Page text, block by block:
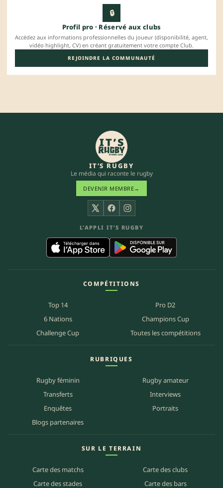
🔒
Profil pro · Réservé aux clubs
Accédez aux informations professionnelles du joueur (disponibilité, agent,
vidéo highlight, CV) en créant gratuitement votre compte Club.
REJOINDRE LA COMMUNAUTÉ
IT’S RUGBY
Le média qui raconte le rugby
DEVENIR MEMBRE→
X FacebookInstagram
L’APPLI IT’S RUGBY
COMPÉTITIONS
Top 14
Pro D2
6 Nations
Champions Cup
Challenge Cup
Toutes les compétitions
RUBRIQUES
Rugby féminin
Rugby amateur
Transferts
Interviews
Enquêtes
Portraits
Blogs partenaires
SUR LE TERRAIN
Carte des matchs
Carte des clubs
Carte des stades
Carte des bars